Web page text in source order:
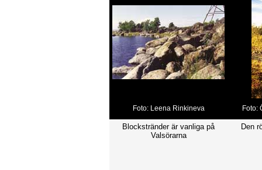
Foto: Leena Rinkineva Foto:
Blockstränder är vanliga på
Valsörarna
Den